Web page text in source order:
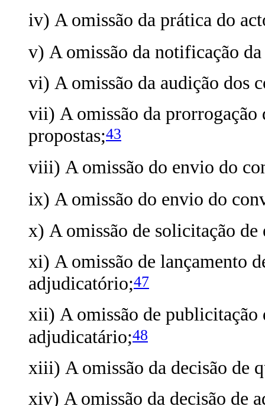
iv) A omissão da prática do
v) A omissão da notificação da
vi) A omissão da audição dos
vii) A omissão da prorrogação
propostas;43
viii) A omissão do envio do
ix) A omissão do envio do
x) A omissão de solicitação
xi) A omissão de lançamento
adjudicatório;47
xii) A omissão de publicitação
adjudicatário;48
xiii) A omissão da decisão de
xiv) A omissão da decisão de